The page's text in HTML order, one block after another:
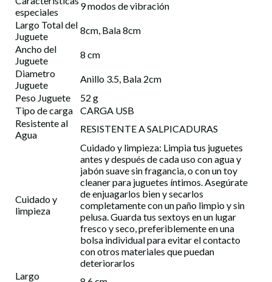
especiales
9 modos de vibración
Largo Total del
Juguete
8cm, Bala 8cm
Ancho del
Juguete
8 cm
Diametro
Juguete
Anillo 3.5, Bala 2cm
Peso Juguete
52 g
Tipo de carga
CARGA USB
Resistente al
Agua
RESISTENTE A SALPICADURAS
Cuidado y
limpieza
Cuidado y limpieza: Limpia tus juguetes
antes y después de cada uso con agua y
jabón suave sin fragancia, o con un toy
cleaner para juguetes íntimos. Asegúrate
de enjuagarlos bien y secarlos
completamente con un paño limpio y sin
pelusa. Guarda tus sextoys en un lugar
fresco y seco, preferiblemente en una
bolsa individual para evitar el contacto
con otros materiales que puedan
deteriorarlos
Largo